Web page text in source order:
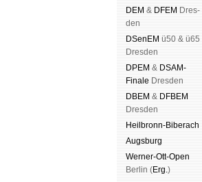
DEM & DFEM Dres­
den
DSenEM ü50 & ü65
Dres­den
DPEM & DSAM-
Finale Dres­den
DBEM & DFBEM
Dres­den
Heil­bronn-Bi­ber­ach
Augs­burg
Werner-Ott-Open
Ber­lin (Erg.)